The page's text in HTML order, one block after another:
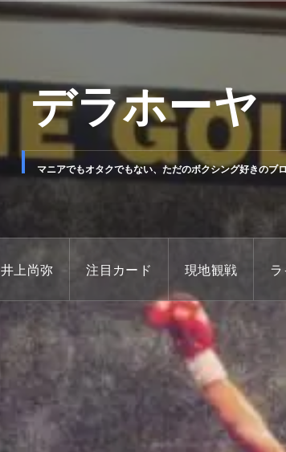
デラホーヤ
マニアでもオタクでもない、ただのボクシング好きのブ
井上尚弥 注目カード 現地観戦